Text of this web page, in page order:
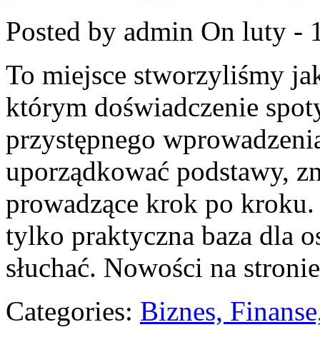
Posted by admin On luty -
To miejsce stworzyliśmy
którym doświadczenie
przystępnego
uporządkować podstawy,
prowadzące krok po
tylko praktyczna baza dla
słuchać. Nowości na stronie
Categories: Biznes,